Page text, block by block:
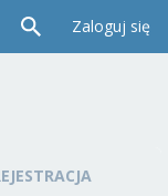
Zaloguj się